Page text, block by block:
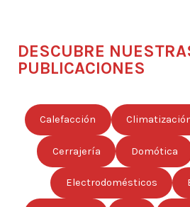
DESCUBRE
PUBLICACIONES
Calefacción
Cerrajería Domótica
Electrodomésticos